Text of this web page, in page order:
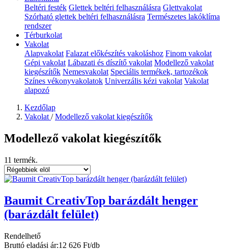
Beltéri festék Glettek beltéri felhasználásra Glettvakolat
Szórható glettek beltéri felhasználásra Természetes lakóklíma
rendszer
Térburkolat
Vakolat
Alapvakolat Falazat előkészítés vakoláshoz Finom vakolat
Gépi vakolat Lábazati és díszítő vakolat Modellező vakolat
kiegészítők Nemesvakolat Speciális termékek, tartozékok
Színes vékonyvakolatok Univerzális kézi vakolat Vakolat
alapozó
Kezdőlap
Vakolat /Modellező vakolat kiegészítők
Modellező vakolat kiegészítők
11 termék.
Baumit CreativTop barázdált henger
(barázdált felület)
Rendelhető
Bruttó eladási ár:12 626 Ft/db